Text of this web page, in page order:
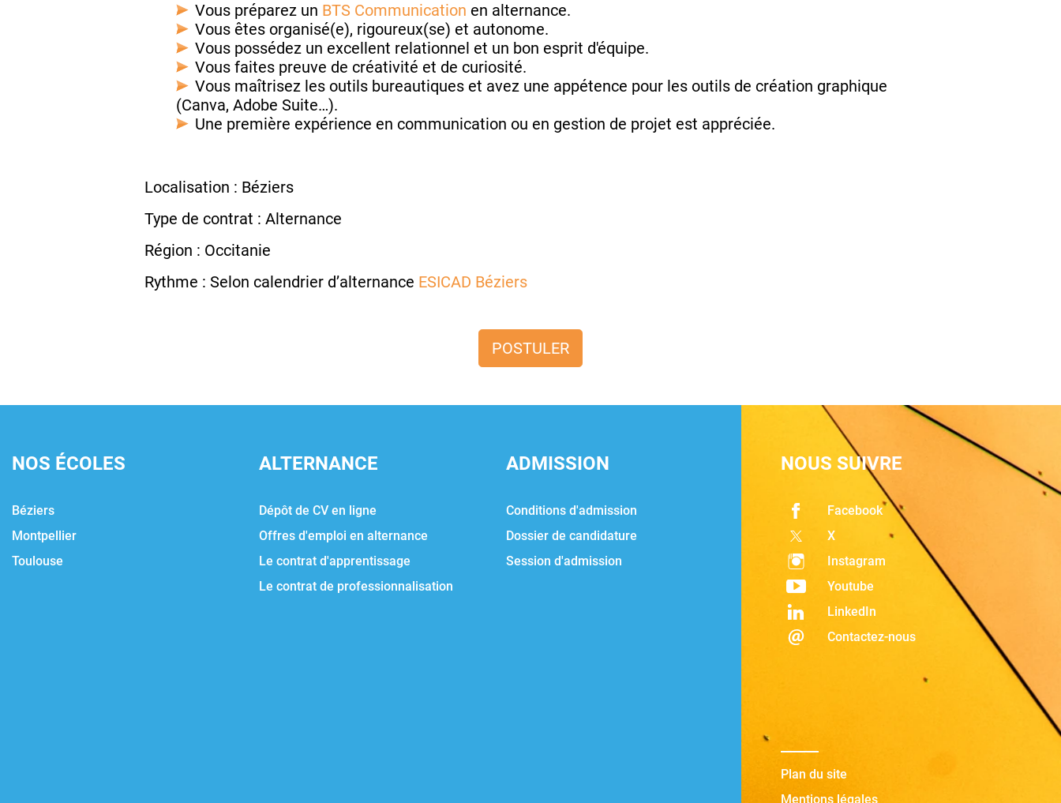
Vous préparez un BTS Communication en alternance.
Vous êtes organisé(e), rigoureux(se) et autonome.
Vous possédez un excellent relationnel et un bon esprit d'équipe.
Vous faites preuve de créativité et de curiosité.
Vous maîtrisez les outils bureautiques et avez une appétence pour les outils de création graphique
(Canva, Adobe Suite…).
Une première expérience en communication ou en gestion de projet est appréciée.
Localisation : Béziers
Type de contrat : Alternance
Région : Occitanie
Rythme : Selon calendrier d’alternance ESICAD Béziers
POSTULER
NOS ÉCOLES
Béziers
Montpellier
Toulouse
ALTERNANCE
Dépôt de CV en ligne
Offres d'emploi en alternance
Le contrat d'apprentissage
Le contrat de professionnalisation
ADMISSION
Conditions d'admission
Dossier de candidature
Session d'admission
NOUS SUIVRE
Facebook
X
Instagram
Youtube
LinkedIn
Contactez-nous
Plan du site
Mentions légales